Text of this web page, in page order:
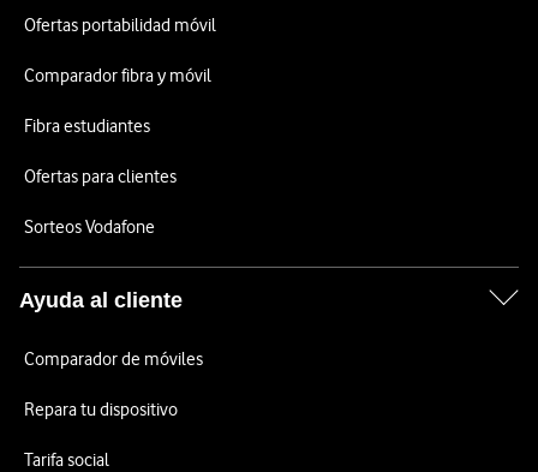
Ofertas portabilidad móvil
Comparador fibra y móvil
Fibra estudiantes
Ofertas para clientes
Sorteos Vodafone
Ayuda al cliente
Comparador de móviles
Repara tu dispositivo
Tarifa social